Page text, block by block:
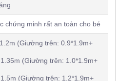
chứng minh rất an toàn cho bé
(Giường trên: 0.9*1.9m+
trên: 1.0*1.9m+
trên: 1.2*1.9m+